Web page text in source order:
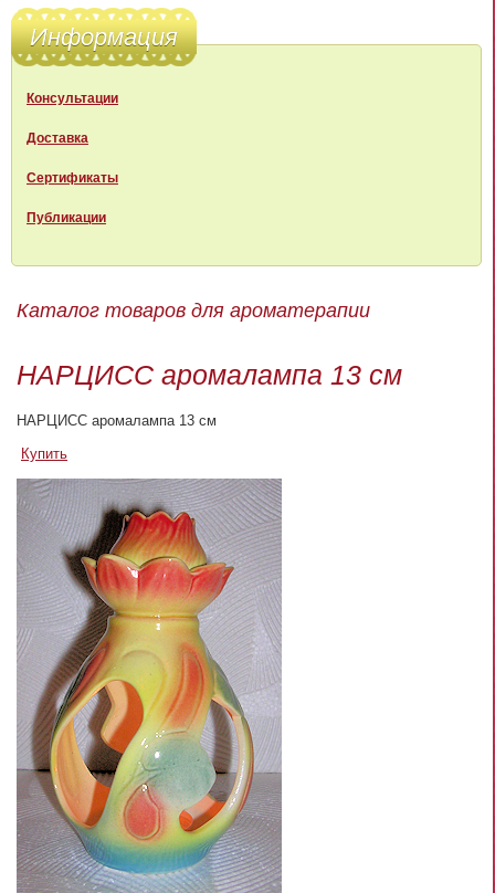
Информация
Консультации
Доставка
Сертификаты
Публикации
Каталог товаров для ароматерапии
НАРЦИСС аромалампа 13 см
НАРЦИСС аромалампа 13 см
Купить